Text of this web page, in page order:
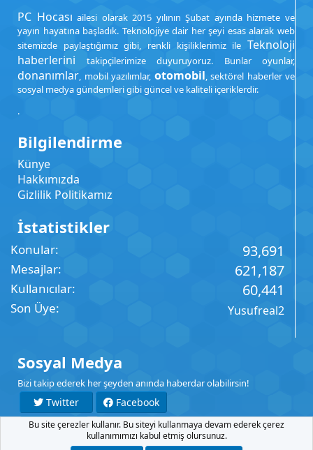
PC Hocası ailesi olarak 2015 yılının Şubat ayında hizmete ve
yayın hayatına başladık. Teknolojiye dair her şeyi esas alarak web
sitemizde paylaştığımız gibi, renkli kişiliklerimiz ile Teknoloji
haberlerini takipçilerimize duyuruyoruz. Bunlar oyunlar,
donanımlar, mobil yazılımlar, otomobil, sektörel haberler ve
sosyal medya gündemleri gibi güncel ve kaliteli içeriklerdir.
.
Bilgilendirme
Künye
Hakkımızda
Gizlilik Politikamız
İstatistikler
Konular 93,691
Mesajlar 621,187
Kullanıcılar 60,441
Son Üye Yusufreal2
Sosyal Medya
Bizi takip ederek her şeyden anında haberdar olabilirsin!
Twitter
Facebook
YouTube
Instagram
Bu site çerezler kullanır. Bu siteyi kullanmaya devam ederek çerez
kullanımımızı kabul etmiş olursunuz.